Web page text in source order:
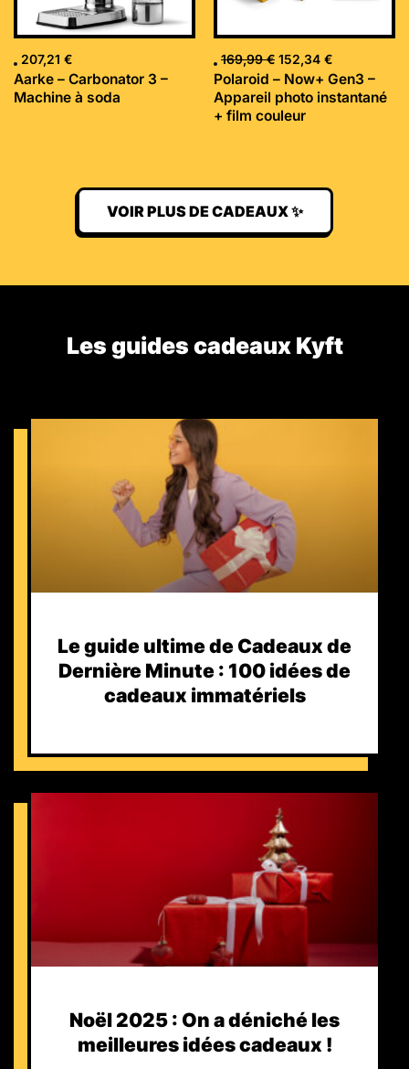
207,21 €
Aarke – Carbonator 3 –
Machine à soda
169,99€ 152,34 €
Polaroid – Now+ Gen3 –
Appareil photo instantané
+ film couleur
VOIR PLUS DE CADEAUX ✨
Les guides cadeaux Kyft​
Le guide ultime de Cadeaux de
Dernière Minute : 100 idées de
cadeaux immatériels
Noël 2025 : On a déniché les
meilleures idées cadeaux !